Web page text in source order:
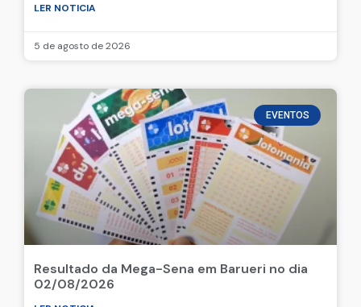
LER NOTICIA
5 de agosto de 2026
EVENTOS
Resultado da Mega-Sena em Barueri no dia
02/08/2026